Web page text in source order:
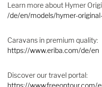
Learn more about Hymer
/de/en/models/hymer-
Caravans in premium quality:
https://www.eriba.com/de/en
Discover our travel portal:
https://www.freeontour.com/